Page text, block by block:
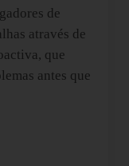
de
através de
que
antes que